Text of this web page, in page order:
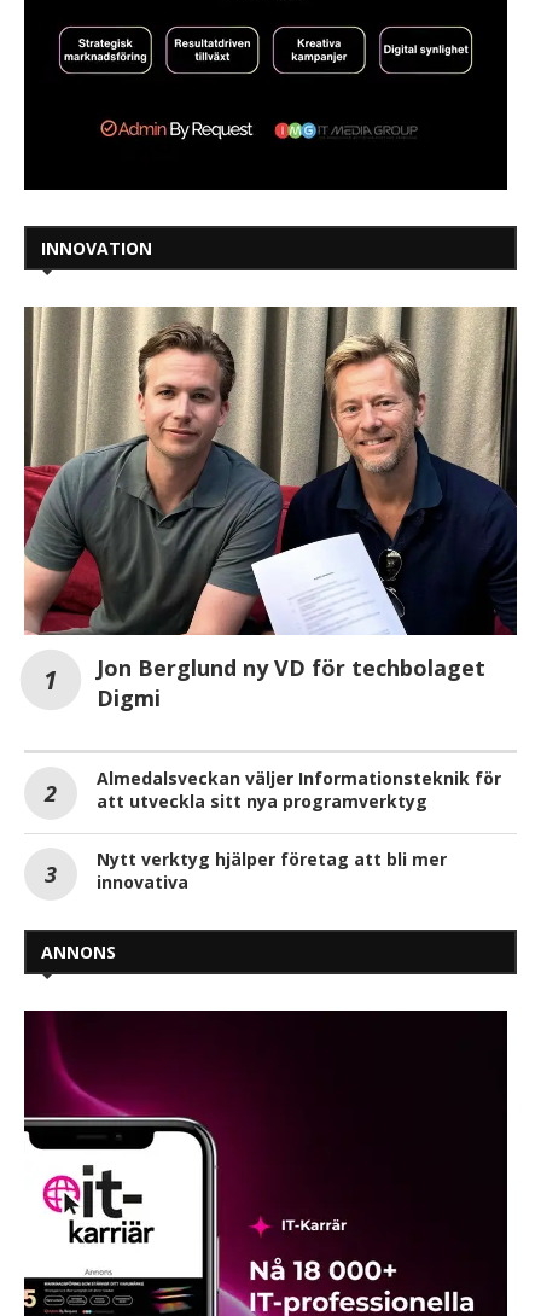
INNOVATION
Jon Berglund ny VD för techbolaget
Digmi
Almedalsveckan väljer Informationsteknik för
att utveckla sitt nya programverktyg
Nytt verktyg hjälper företag att bli mer
innovativa
ANNONS